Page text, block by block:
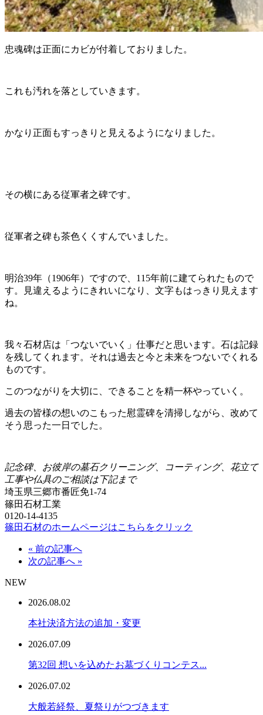
忠魂碑は正面にカビが付着しておりました。
これも汚れを落としていきます。
かなり正面もすっきりと見えるようになりました。
その横にある従軍者之碑です。
従軍者之碑も茶色くくすんでいました。
明治39年（1906年）ですので、115年前に建てられたもので
す。見違えるようにきれいになり、文字もはっきり見えます
ね。
我々石材店は「つないでいく」仕事だと思います。石は記録
を残してくれます。それは過去と今と未来をつないでくれる
ものです。
このつながりを大切に、できることを精一杯やっていく。
過去の皆様の想いのこもった慰霊碑を清掃しながら、改めて
そう思った一日でした。
記念碑、お彼岸の墓石クリーニング、コーティング、花立て
工事や仏具のご相談は下記まで
埼玉県三郷市番匠免1-74
篠田石材工業
0120-14-4135
篠田石材のホームページはこちらをクリック
« 前の記事へ
次の記事へ »
NEW
2026.08.02
本社決済方法の追加・変更
2026.07.09
第32回 想いを込めたお墓づくりコンテス...
2026.07.02
大般若経祭、夏祭りがつづきます